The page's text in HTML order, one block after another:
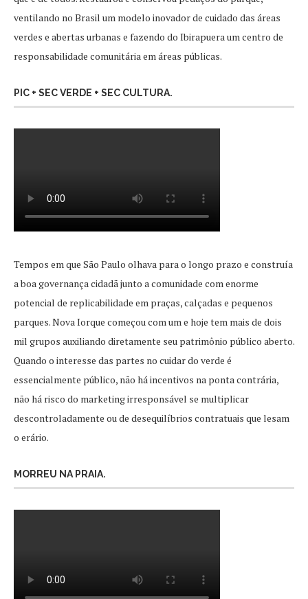
ventilando no Brasil um modelo inovador de cuidado das áreas
verdes e abertas urbanas e fazendo do Ibirapuera um centro de
responsabilidade comunitária em áreas públicas.
PIC + SEC VERDE + SEC CULTURA.
Tempos em que São Paulo olhava para o longo prazo e construía
a boa governança cidadã junto a comunidade com enorme
potencial de replicabilidade em praças, calçadas e pequenos
parques. Nova Iorque começou com um e hoje tem mais de dois
mil grupos auxiliando diretamente seu patrimônio público aberto.
Quando o interesse das partes no cuidar do verde é
essencialmente público, não há incentivos na ponta contrária,
não há risco do marketing irresponsável se multiplicar
descontroladamente ou de desequilíbrios contratuais que lesam
o erário.
MORREU NA PRAIA.